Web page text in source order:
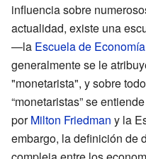
influencia sobre
actualidad, existe una
—la Escuela de
generalmente se le
"monetarista", y sobre
“monetaristas” se
porMilton Friedman y la
embargo, la definición de